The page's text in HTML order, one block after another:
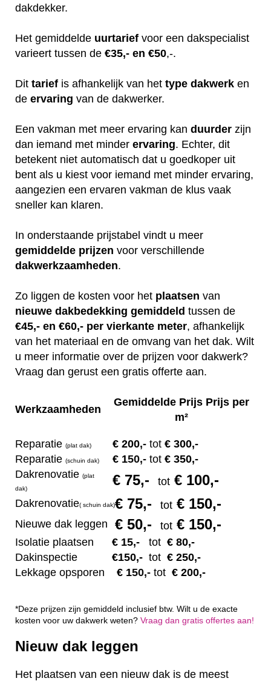
dakdekker.
Het gemiddelde uurtarief voor een dakspecialist
varieert tussen de €35,- en €50,-.
Dit tarief is afhankelijk van het type dakwerk en
de ervaring van de dakwerker.
Een vakman met meer ervaring kan duurder zijn
dan iemand met minder ervaring. Echter, dit
betekent niet automatisch dat u goedkoper uit
bent als u kiest voor iemand met minder ervaring,
aangezien een ervaren vakman de klus vaak
sneller kan klaren.
In onderstaande prijstabel vindt u meer
gemiddelde prijzen voor verschillende
dakwerkzaamheden.
Zo liggen de kosten voor het plaatsen van
nieuwe dakbedekking gemiddeld tussen de
€45,- en €60,- per vierkante meter, afhankelijk
van het materiaal en de omvang van het dak. Wilt
u meer informatie over de prijzen voor dakwerk?
Vraag dan gerust een gratis offerte aan.
Werkzaamheden
Gemiddelde Prijs Prijs per
m²
Reparatie (plat dak) € 200,- tot € 300,-
Reparatie (schuin dak) € 150,- tot € 350,-
Dakrenovatie (plat
dak)
€ 75,- tot € 100,-
Dakrenovatie( schuin dak)€ 75,- tot € 150,-
Nieuwe dak leggen € 50,- tot € 150,-
Isolatie plaatsen € 15,- tot € 80,-
Dakinspectie
€150,- tot € 250,-
Lekkage opsporen € 150,- tot € 200,-
*Deze prijzen zijn gemiddeld inclusief btw. Wilt u de exacte
kosten voor uw dakwerk weten? Vraag dan gratis offertes aan!
Nieuw dak leggen
Het plaatsen van een nieuw dak is de meest